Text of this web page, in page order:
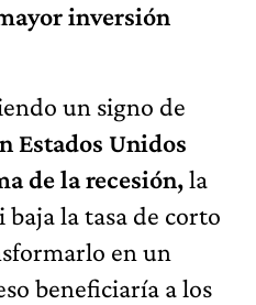
inversión
un signo de
Estados Unidos
de la recesión,la
baja la tasa de corto
en un
beneficiaría a los